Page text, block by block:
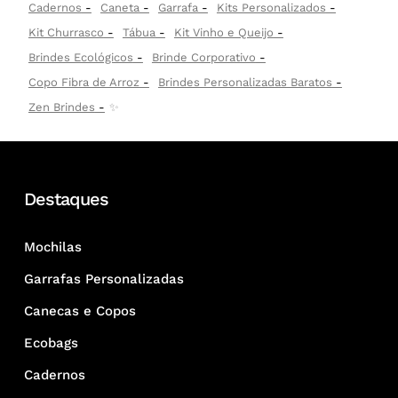
Cadernos
Caneta Garrafa
Kits Personalizados
Kit Churrasco
Tábua
Kit Vinho e Queijo
Brindes Ecológicos
Brinde Corporativo
Copo Fibra de Arroz
Brindes Personalizadas Baratos
Zen Brindes
✨
Destaques
Mochilas
Garrafas Personalizadas
Canecas e Copos
Ecobags
Cadernos